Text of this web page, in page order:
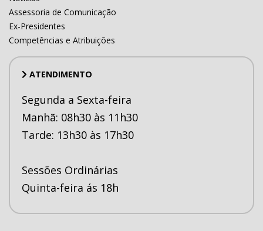
Assessoria de Comunicação
Ex-Presidentes
Competências e Atribuições
ATENDIMENTO
Segunda a Sexta-feira
Manhã: 08h30 às 11h30
Tarde: 13h30 às 17h30
Sessões Ordinárias
Quinta-feira ás 18h